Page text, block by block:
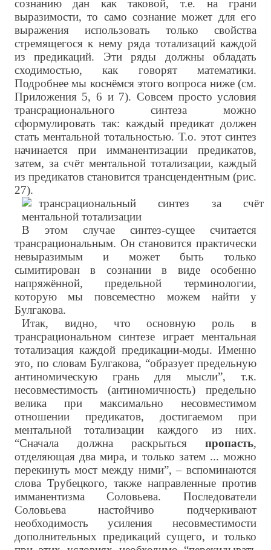
сознанию дан как таковой, т.е. на грани
выразимости, то само сознание может для его
выражения использовать только свойства
стремящегося к нему ряда тотализаций каждой
из предикаций. Эти ряды должны обладать
сходимостью, как говорят математики.
Подробнее мы коснёмся этого вопроса ниже (см.
Приложения 5, 6 и 7). Совсем просто условия
трансрационального синтеза можно
сформулировать так: каждый предикат должен
стать ментальной тотальностью. Т.о. этот синтез
начинается при имманентизации предикатов,
затем, за счёт ментальной тотализации, каждый
из предикатов становится трансцендентным (рис.
27).
В этом случае синтез-сущее считается
трансрациональным. Он становится практически
невыразимым и может быть только
сымитирован в сознании в виде особенно
напряжённой, предельной терминологии,
которую мы повсеместно можем найти у
Булгакова.
Итак, видно, что основную роль в
трансрациональном синтезе играет ментальная
тотализация каждой предикации-моды. Именно
это, по словам Булгакова, “образует предельную
антиномическую грань для мысли”, т.к.
несовместимость (антиномичность) предельно
велика при максимально несовместимом
отношении предикатов, достигаемом при
ментальной тотализации каждого из них.
“Сначала должна раскрытьсяпропасть,
отделяющая два мира, и только затем ... можно
перекинуть мост между ними”, – вспоминаются
слова Трубецкого, также направленные против
имманентизма Соловьева. Последователи
Соловьева настойчиво подчеркивают
необходимость усиления несовместимости
дополнительных предикаций сущего, и только